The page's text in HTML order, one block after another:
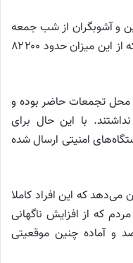
و آشوبگران از شب جمعه
تاکنون مجموعا ۸۷۴۰۰ نفر برآورد شده که از این میزان حدود ۸۲۲۰۰
محل تجمعات حاضر بوده و
با این حال برای
امنیتی ارسال شده
که این افراد کاملا
که از افزایش ناگهانی
و آماده چنین موقعیتی